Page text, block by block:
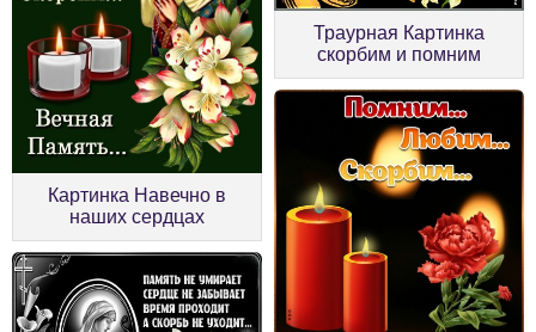
Картинка Навечно в
наших сердцах
Траурная Картинка
скорбим и помним